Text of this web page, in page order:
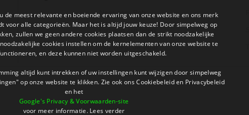
Naar oom Bob
Pijn aan zijn been
Tim veegt de vloer
de meest relevante en boeiende ervaring van onze website en ons merk
voor alle categorieën. Maar het is altijd jouw keuze! Door simpelweg op
zullen we geen andere cookies plaatsen dan de strikt noodzakelijke
cookies instellen om de kernelementen van onze website te
en deze kunnen niet worden uitgeschakeld.
altijd kunt intrekken of uw instellingen kunt wijzigen door simpelweg
op onze website te klikken. Zie ook ons ​​Cookiebeleid en Privacybeleid
en het
Google's Privacy & Voorwaarden-site
voor meer informatie. Lees verder